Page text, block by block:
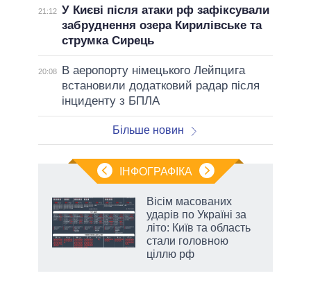
21:12 У Києві після атаки рф зафіксували
забруднення озера Кирилівське та
струмка Сирець
20:08
В аеропорту німецького Лейпцига
встановили додатковий радар після
інциденту з БПЛА
Більше новин
ІНФОГРАФІКА
Вісім масованих
ударів по Україні за
літо: Київ та область
стали головною
ціллю рф